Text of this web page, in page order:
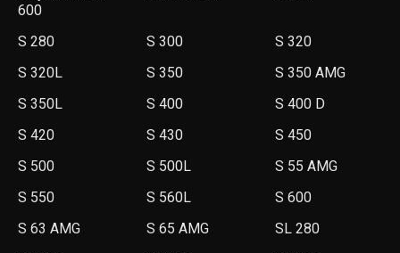
600
S 280 S 300
S 320
S 320L
S 350
S 350 AMG
S 350L
S 400
S 400 D
S 420
S 430
S 450
S 500
S 500L
S 55 AMG
S 550
S 560L
S 600
S 63 AMG
S 65 AMG
SL 280